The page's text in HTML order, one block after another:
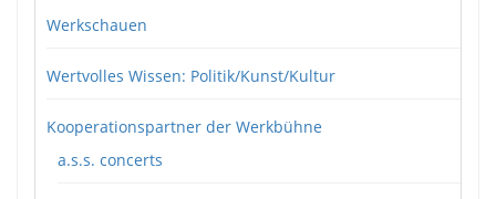
Werkschauen
Wertvolles Wissen: Politik/Kunst/Kultur
Kooperationspartner der Werkbühne
a.s.s. concerts